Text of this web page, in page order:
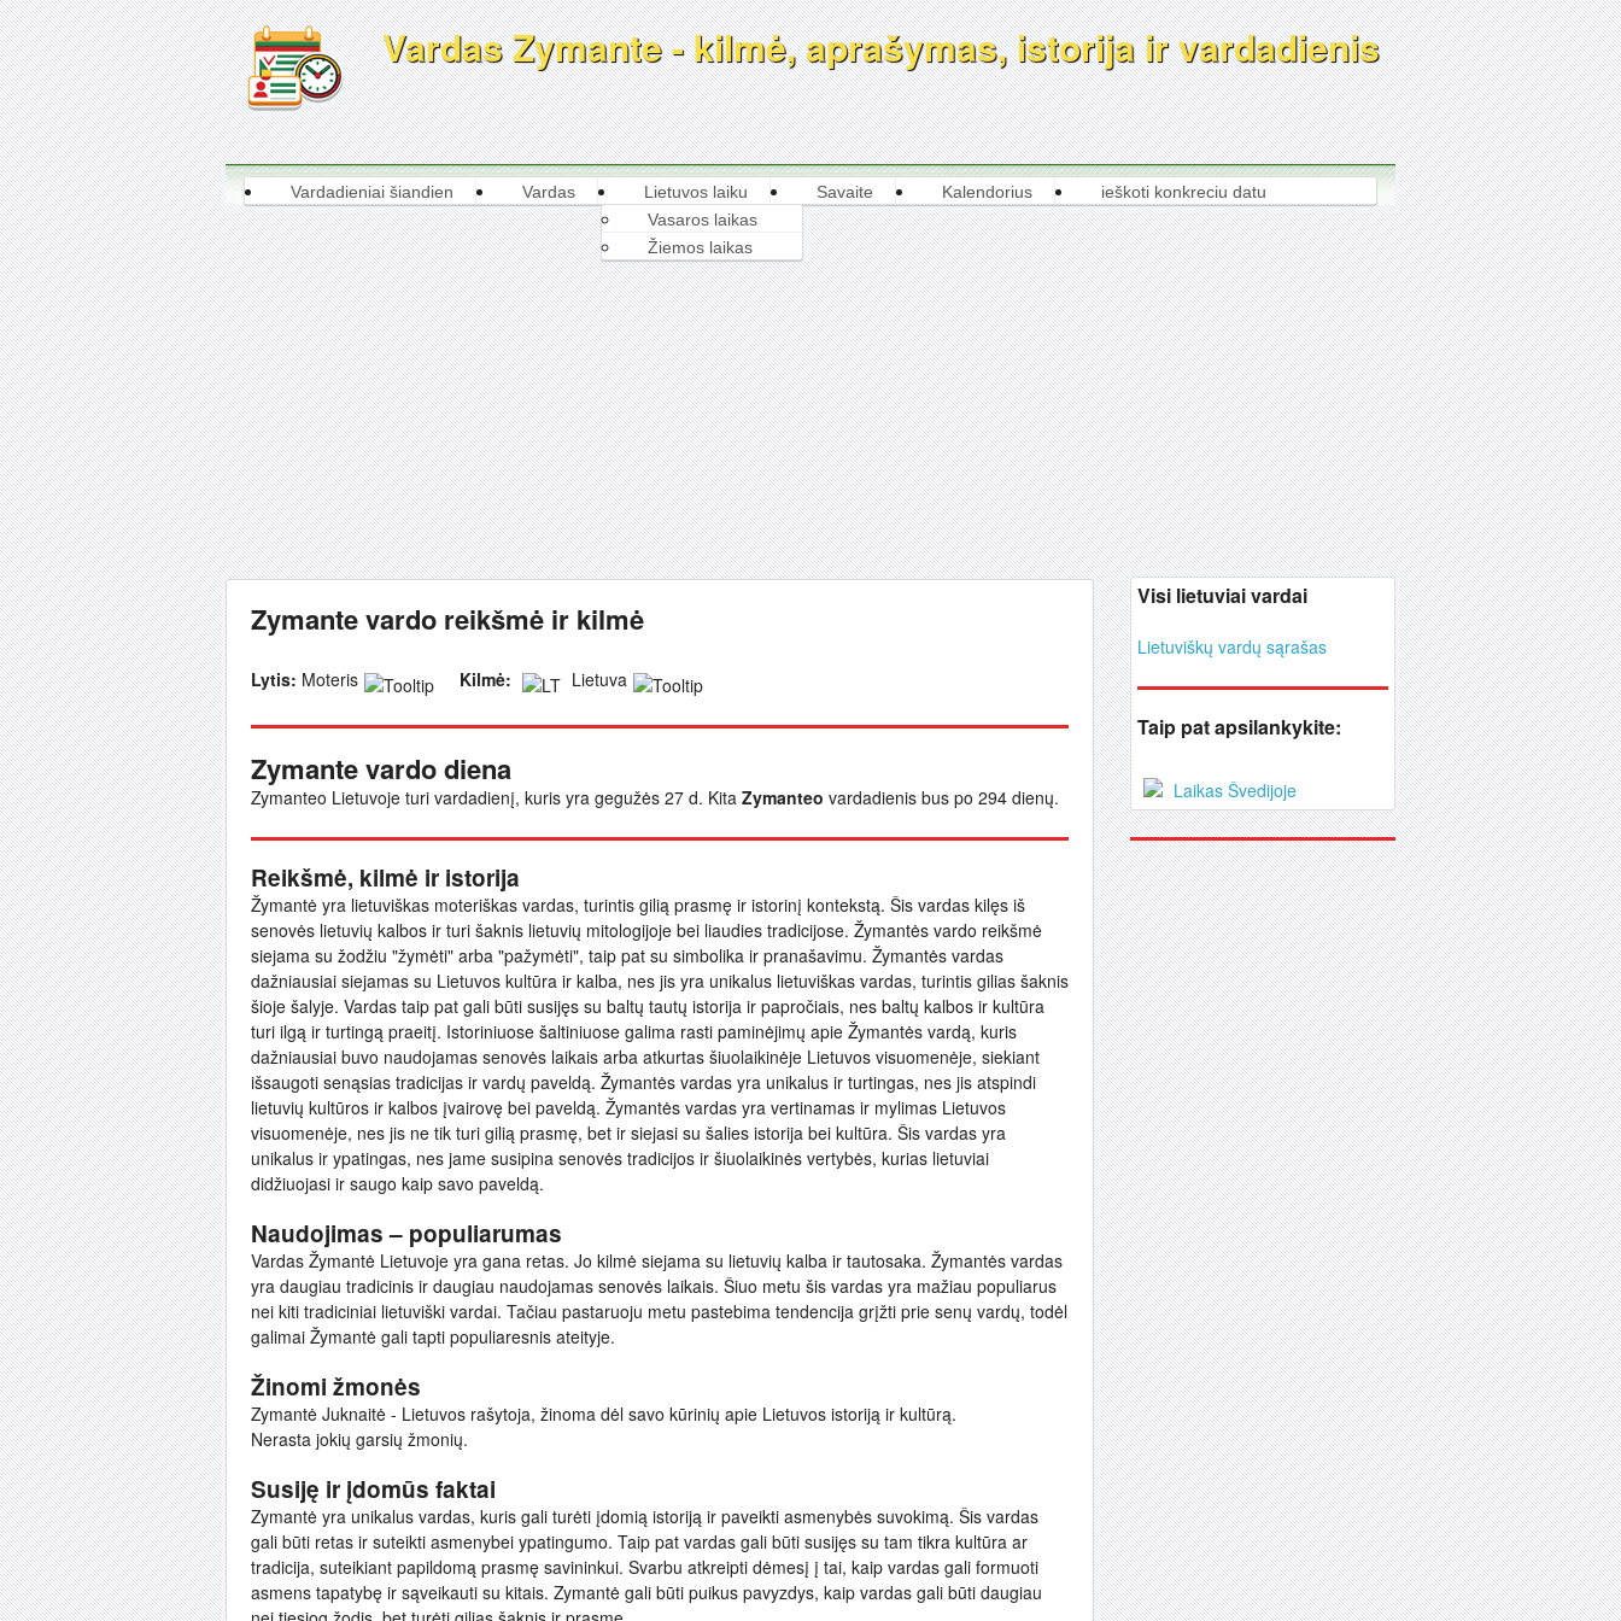
Vardas Zymante - kilmė, aprašymas, istorija ir vardadienis
Vardadieniai šiandien Vardas
Lietuvos laiku
Vasaros laikas
Žiemos laikas
Savaite Kalendorius ieškoti konkreciu datu
Zymante vardo reikšmė ir kilmė
Lytis: Moteris Kilmė: Lietuva
Zymante vardo diena
Zymanteo Lietuvoje turi vardadienį, kuris yra gegužės 27 d. Kita Zymanteo vardadienis bus po 294 dienų.
Reikšmė, kilmė ir istorija
Žymantė yra lietuviškas moteriškas vardas, turintis gilią prasmę ir istorinį kontekstą. Šis vardas kilęs iš
senovės lietuvių kalbos ir turi šaknis lietuvių mitologijoje bei liaudies tradicijose. Žymantės vardo reikšmė
siejama su žodžiu "žymėti" arba "pažymėti", taip pat su simbolika ir pranašavimu. Žymantės vardas
dažniausiai siejamas su Lietuvos kultūra ir kalba, nes jis yra unikalus lietuviškas vardas, turintis gilias šaknis
šioje šalyje. Vardas taip pat gali būti susijęs su baltų tautų istorija ir papročiais, nes baltų kalbos ir kultūra
turi ilgą ir turtingą praeitį. Istoriniuose šaltiniuose galima rasti paminėjimų apie Žymantės vardą, kuris
dažniausiai buvo naudojamas senovės laikais arba atkurtas šiuolaikinėje Lietuvos visuomenėje, siekiant
išsaugoti senąsias tradicijas ir vardų paveldą. Žymantės vardas yra unikalus ir turtingas, nes jis atspindi
lietuvių kultūros ir kalbos įvairovę bei paveldą. Žymantės vardas yra vertinamas ir mylimas Lietuvos
visuomenėje, nes jis ne tik turi gilią prasmę, bet ir siejasi su šalies istorija bei kultūra. Šis vardas yra
unikalus ir ypatingas, nes jame susipina senovės tradicijos ir šiuolaikinės vertybės, kurias lietuviai
didžiuojasi ir saugo kaip savo paveldą.
Naudojimas – populiarumas
Vardas Žymantė Lietuvoje yra gana retas. Jo kilmė siejama su lietuvių kalba ir tautosaka. Žymantės vardas
yra daugiau tradicinis ir daugiau naudojamas senovės laikais. Šiuo metu šis vardas yra mažiau populiarus
nei kiti tradiciniai lietuviški vardai. Tačiau pastaruoju metu pastebima tendencija grįžti prie senų vardų, todėl
galimai Žymantė gali tapti populiaresnis ateityje.
Žinomi žmonės
Zymantė Juknaitė - Lietuvos rašytoja, žinoma dėl savo kūrinių apie Lietuvos istoriją ir kultūrą.
Nerasta jokių garsių žmonių.
Susiję ir įdomūs faktai
Zymantė yra unikalus vardas, kuris gali turėti įdomią istoriją ir paveikti asmenybės suvokimą. Šis vardas
gali būti retas ir suteikti asmenybei ypatingumo. Taip pat vardas gali būti susijęs su tam tikra kultūra ar
tradicija, suteikiant papildomą prasmę savininkui. Svarbu atkreipti dėmesį į tai, kaip vardas gali formuoti
asmens tapatybę ir sąveikauti su kitais. Zymantė gali būti puikus pavyzdys, kaip vardas gali būti daugiau
Visi lietuviai vardai
Lietuviškų vardų sąrašas
Taip pat apsilankykite:
Laikas Švedijoje